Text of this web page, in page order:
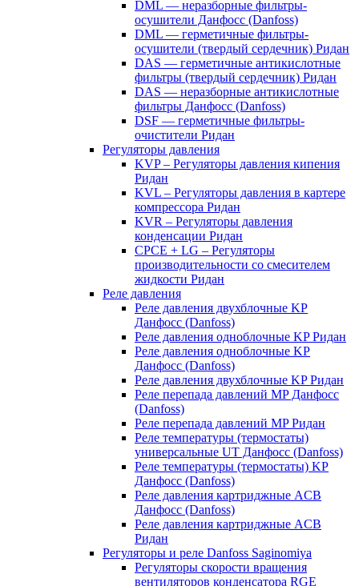
DML — неразборные фильтры-
осушители Данфосс (Danfoss)
DML — герметичные фильтры-
осушители (твердый сердечник) Ридан
DAS — герметичные антикислотные
фильтры (твердый сердечник) Ридан
DAS — неразборные антикислотные
фильтры Данфосс (Danfoss)
DSF — герметичные фильтры-
очистители Ридан
Регуляторы давления
KVP – Регуляторы давления кипения
Ридан
KVL – Регуляторы давления в картере
компрессора Ридан
KVR – Регуляторы давления
конденсации Ридан
CPCE + LG – Регуляторы
производительности со смесителем
жидкости Ридан
Реле давления
Реле давления двухблочные KP
Данфосс (Danfoss)
Реле давления одноблочные KP Ридан
Реле давления одноблочные KP
Данфосс (Danfoss)
Реле давления двухблочные KP Ридан
Реле перепада давлений MP Данфосс
(Danfoss)
Реле перепада давлений MP Ридан
Реле температуры (термостаты)
универсальные UT Данфосс (Danfoss)
Реле температуры (термостаты) KP
Данфосс (Danfoss)
Реле давления картриджные ACB
Данфосс (Danfoss)
Реле давления картриджные ACB
Ридан
Регуляторы и реле Danfoss Saginomiya
Регуляторы скорости вращения
вентиляторов конденсатора RGE